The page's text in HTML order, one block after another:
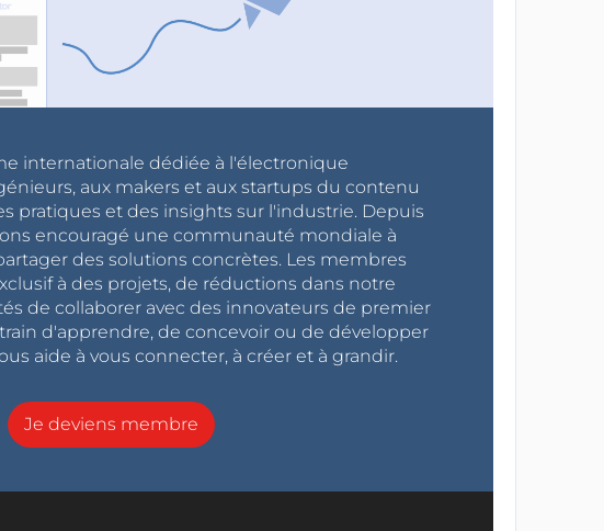
internationale dédiée à l'électronique
aux makers et aux startups du contenu
pratiques et des insights sur l'industrie. Depuis
encouragé une communauté mondiale à
des solutions concrètes. Les membres
à des projets, de réductions dans notre
de collaborer avec des innovateurs de premier
d'apprendre, de concevoir ou de développer
aide à vous connecter, à créer et à grandir.
Je deviens membre